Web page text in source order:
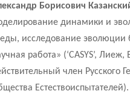
Борисович
динамики и
исследование эволюции
работа» (‘CASYS’,
член Русского
Естествоиспытателей).